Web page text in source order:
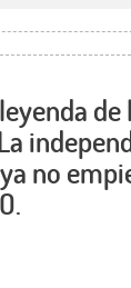
no